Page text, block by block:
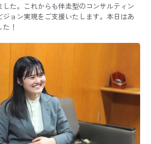
した。これからも伴走型のコンサルティン
ジョン実現をご支援いたします。本日はあ
た！